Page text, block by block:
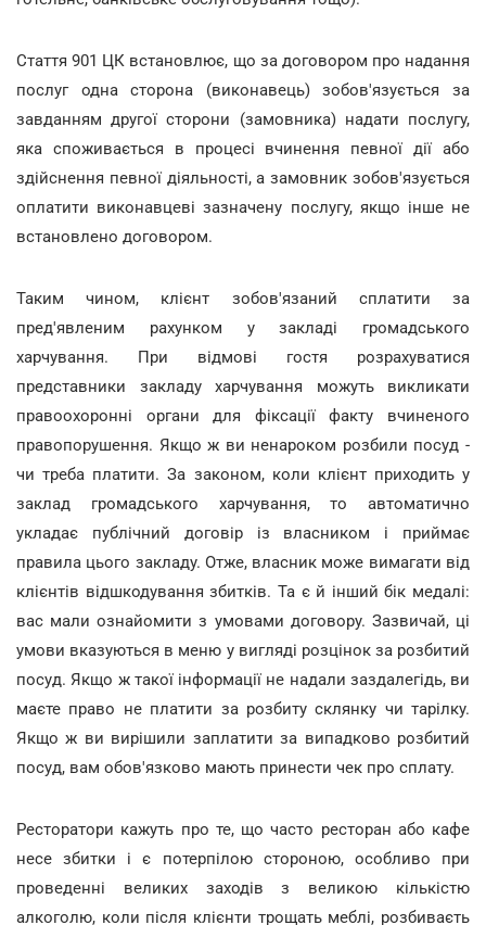
Стаття 901 ЦК встановлює, що за договором про надання
послуг одна сторона (виконавець) зобов'язується за
завданням другої сторони (замовника) надати послугу,
яка споживається в процесі вчинення певної дії або
здійснення певної діяльності, а замовник зобов'язується
оплатити виконавцеві зазначену послугу, якщо інше не
встановлено договором.
Таким чином, клієнт зобов'язаний сплатити за
пред'явленим рахунком у закладі громадського
харчування. При відмові гостя розрахуватися
представники закладу харчування можуть викликати
правоохоронні органи для фіксації факту вчиненого
правопорушення. Якщо ж ви ненароком розбили посуд -
чи треба платити. За законом, коли клієнт приходить у
заклад громадського харчування, то автоматично
укладає публічний договір із власником і приймає
правила цього закладу. Отже, власник може вимагати від
клієнтів відшкодування збитків. Та є й інший бік медалі:
вас мали ознайомити з умовами договору. Зазвичай, ці
умови вказуються в меню у вигляді розцінок за розбитий
посуд. Якщо ж такої інформації не надали заздалегідь, ви
маєте право не платити за розбиту склянку чи тарілку.
Якщо ж ви вирішили заплатити за випадково розбитий
посуд, вам обов'язково мають принести чек про сплату.
Ресторатори кажуть про те, що часто ресторан або кафе
несе збитки і є потерпілою стороною, особливо при
проведенні великих заходів з великою кількістю
алкоголю, коли після клієнти трощать меблі, розбиваєть